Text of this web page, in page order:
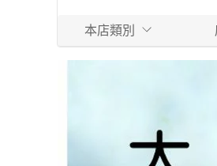
本店類別